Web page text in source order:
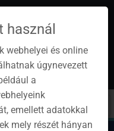
en
Toggle
cart
Toggle
navigation
Sign
in
webhelyei és online
úgynevezett
a
emellett adatokkal
mely részét hányan